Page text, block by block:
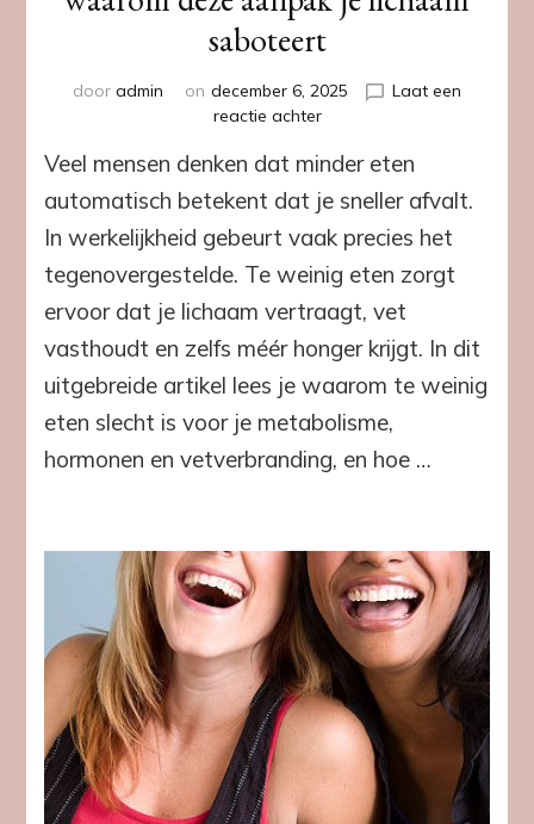
saboteert
door admin on december 6, 2025
Laat een
reactie achterop
weinig
eten
en
afvallen:
waarom
deze
aanpak
je
lichaam
saboteert
Veel mensen denken dat minder eten
automatisch betekent dat je sneller afvalt.
In werkelijkheid gebeurt vaak precies het
tegenovergestelde. Te weinig eten zorgt
ervoor dat je lichaam vertraagt, vet
vasthoudt en zelfs méér honger krijgt. In dit
uitgebreide artikel lees je waarom te weinig
eten slecht is voor je metabolisme,
hormonen en vetverbranding, en hoe …